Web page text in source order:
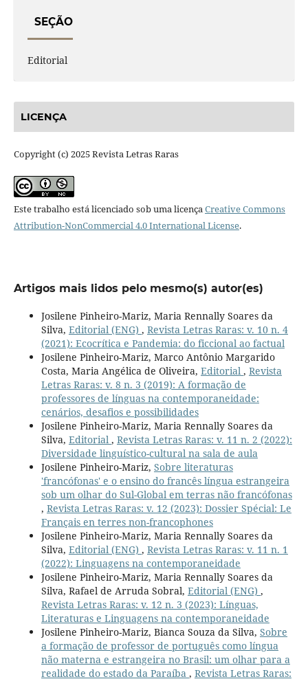
SEÇÃO
Editorial
LICENÇA
Copyright (c) 2025 Revista Letras Raras
Este trabalho está licenciado sob uma licençaCreative Commons
Attribution-NonCommercial 4.0 International License.
Artigos mais lidos pelo mesmo(s) autor(es)
Josilene Pinheiro-Mariz, Maria Rennally Soares da
Silva, Editorial (ENG) , Revista Letras Raras: v. 10 n. 4
(2021): Ecocrítica e Pandemia: do ficcional ao factual
Josilene Pinheiro-Mariz, Marco Antônio Margarido
Costa, Maria Angélica de Oliveira, Editorial , Revista
Letras Raras: v. 8 n. 3 (2019): A formação de
professores de línguas na contemporaneidade:
cenários, desafios e possibilidades
Josilene Pinheiro-Mariz, Maria Rennally Soares da
Silva, Editorial , Revista Letras Raras: v. 11 n. 2 (2022):
Diversidade linguístico-cultural na sala de aula
Josilene Pinheiro-Mariz, Sobre literaturas
'francófonas' e o ensino do francês língua estrangeira
sob um olhar do Sul-Global em terras não francófonas
, Revista Letras Raras: v. 12 (2023): Dossier Spécial: Le
Français en terres non-francophones
Josilene Pinheiro-Mariz, Maria Rennally Soares da
Silva, Editorial (ENG) , Revista Letras Raras: v. 11 n. 1
(2022): Linguagens na contemporaneidade
Josilene Pinheiro-Mariz, Maria Rennally Soares da
Silva, Rafael de Arruda Sobral, Editorial (ENG) ,
Revista Letras Raras: v. 12 n. 3 (2023): Línguas,
Literaturas e Linguagens na contemporaneidade
Josilene Pinheiro-Mariz, Bianca Souza da Silva, Sobre
a formação de professor de português como língua
não materna e estrangeira no Brasil: um olhar para a
realidade do estado da Paraíba , Revista Letras Raras: